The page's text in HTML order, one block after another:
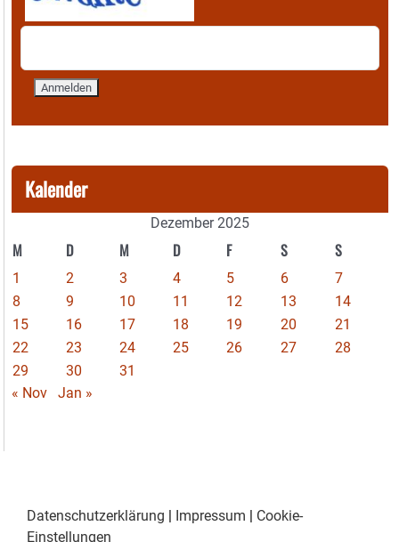
Kalender
Dezember 2025
M D M D F S S
1 2 3 4 5 6
7
8
9 10 11 12 13
14
15
16 17 18 19 20
21
22
23 24 25 26 27
28
29
30
31
« Nov
Jan »
Datenschutzerklärung Impressum
Cookie-
Einstellungen